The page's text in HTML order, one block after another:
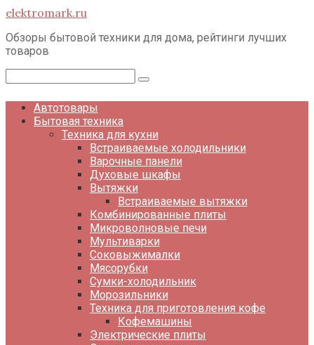
Перейти
контенту
elektromark.ru
Обзоры бытовой техники для дома, рейтинги лучших
товаров
Автотовары
Бытовая техника
Техника для кухни
Встраиваемые холодильники
Варочные панели
Духовые шкафы
Вытяжки
Встраиваемые вытяжки
Комбинированные плиты
Микроволновые печи
Мультиварки
Соковыжималки
Мясорубки
Сумки-холодильник
Морозильники
Техника для приготовления кофе
Кофемашины
Электрические плиты